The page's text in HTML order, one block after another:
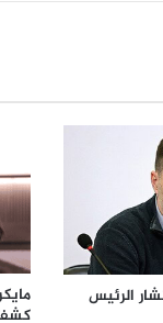
الرئيس